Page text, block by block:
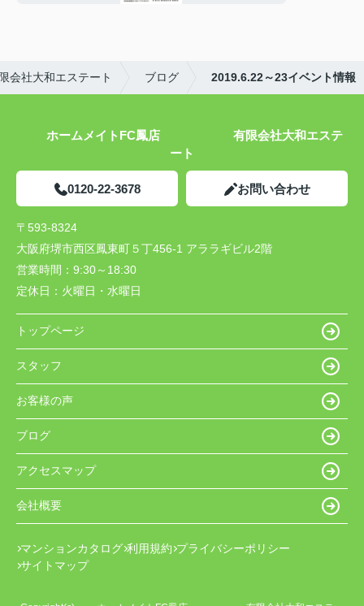
会社大和エステート ブログ 2019.6.22～23イベント情報
ホームメイトFC鳳店 有限会社大和エステ
ート
0120-22-3678 お問い合わせ
〒593-8324
大阪府堺市西区鳳東町５丁456-1 アララギビル2階
営業時間： 9:30～18:30
定休日： 火曜日・水曜日
トップページ
スタッフ
お客様の声
ブログ
アクセスマップ
会社概要
マンションカタログ 利用規約 プライバシーポリシー
サイトマップ